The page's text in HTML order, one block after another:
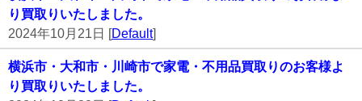
り買取りいたしました。
2024年10月21日 [Default]
横浜市・大和市・川崎市で家電・不用品買取りのお客様よ
り買取りいたしました。